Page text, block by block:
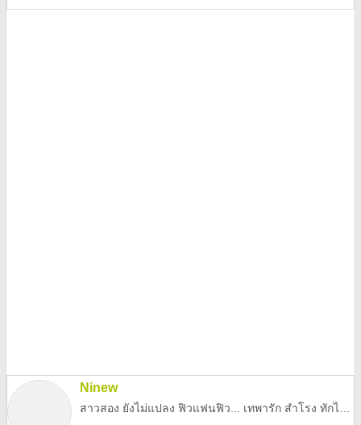
Ninew